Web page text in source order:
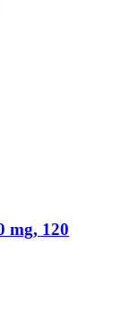
mg, 120